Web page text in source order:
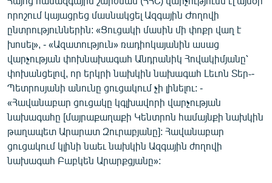
ԿՈՐՈՆԱՎԻՐՈՒՍ
ԱՐԽԻՎ
ՏԵՍԱՆՅՈՒԹԵՐ
ԲԱՆԱՎԵՃ
ՁԳՏԵԼՈՎ ԼԱՎԱԳՈՒՅՆԻՆ
ՓՈԴՔԱՍԹ
Հայերեն
որոշում կայացրեց մասնակցել Ազգային Ժողովի
ընտրություններին: «Ցուցակի մասին մի փոքր վաղ է
խոսել», - «Ազատություն» ռադիոկայանին ասաց
վարչության փոխնախագահ Անդրանիկ Հովակիմյանը՝
փոխանցելով, որ երկրի նախկին նախագահ Լեւոն Տեր֊-
Պետրոսյանի անունը ցուցակում չի լինելու: -
«Հավանաբար ցուցակը կգլխավորի վարչության
նախագահը [մայրաքաղաքի Կենտրոն համայնքի նախկին
թաղապետ Արարատ Զուրաբյանը]: Հավանաբար
ցուցակում կլինի նաեւ նախկին Ազգային ժողովի
նախագահ Բաբկեն Արարքցյանը»: